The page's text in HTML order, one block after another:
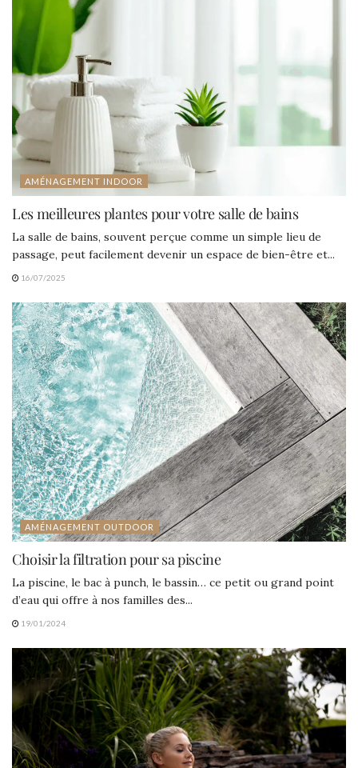
AMÉNAGEMENT INDOOR
Les meilleures plantes pour votre salle de bains
La salle de bains, souvent perçue comme un simple lieu de
passage, peut facilement devenir un espace de bien-être et...
16/07/2025
AMÉNAGEMENT OUTDOOR
Choisir la filtration pour sa piscine
La piscine, le bac à punch, le bassin… ce petit ou grand point
d’eau qui offre à nos familles des...
19/01/2024